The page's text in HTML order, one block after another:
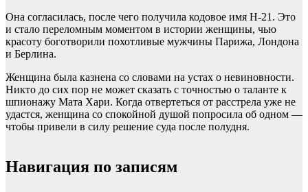
Она согласилась, после чего получила кодовое имя Н-21. Это
и стало переломным моментом в истории женщины, чью
красоту боготворили похотливые мужчины Парижа, Лондона
и Берлина.
Женщина была казнена со словами на устах о невиновности.
Никто до сих пор не может сказать с точностью о таланте к
шпионажу Мата Хари. Когда отвертеться от расстрела уже не
удастся, женщина со спокойной душой попросила об одном —
чтобы привели в силу решение суда после полудня.
Навигация по записям